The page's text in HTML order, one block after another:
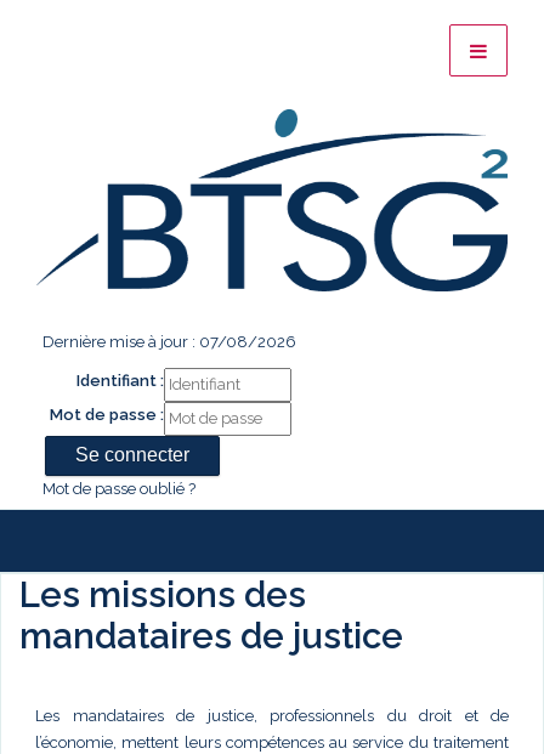
Dernière mise à jour : 07/08/2026
Identifiant :
Mot de passe :
Mot de passe oublié ?
Les missions des
mandataires de justice
Les mandataires de justice, professionnels du droit et de
l’économie, mettent leurs compétences au service du traitement